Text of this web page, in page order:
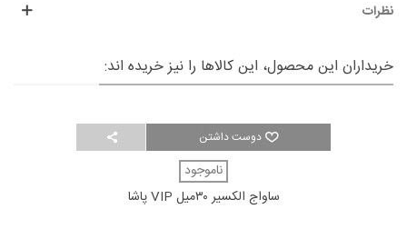
نظرات
خریداران این محصول، این کالاها را نیز خریده اند:
دوست داشتن
ناموجود
ساواج الکسیر ۳۰میل VIP پاشا